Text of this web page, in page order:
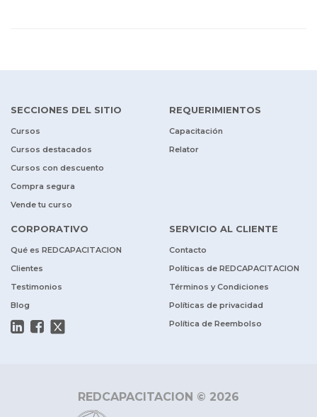
SECCIONES DEL SITIO
Cursos
Cursos destacados
Cursos con descuento
Compra segura
Vende tu curso
REQUERIMIENTOS
Capacitación
Relator
CORPORATIVO
Qué es REDCAPACITACION
Clientes
Testimonios
Blog
SERVICIO AL CLIENTE
Contacto
Políticas de REDCAPACITACION
Términos y Condiciones
Políticas de privacidad
Política de Reembolso
REDCAPACITACION © 2026